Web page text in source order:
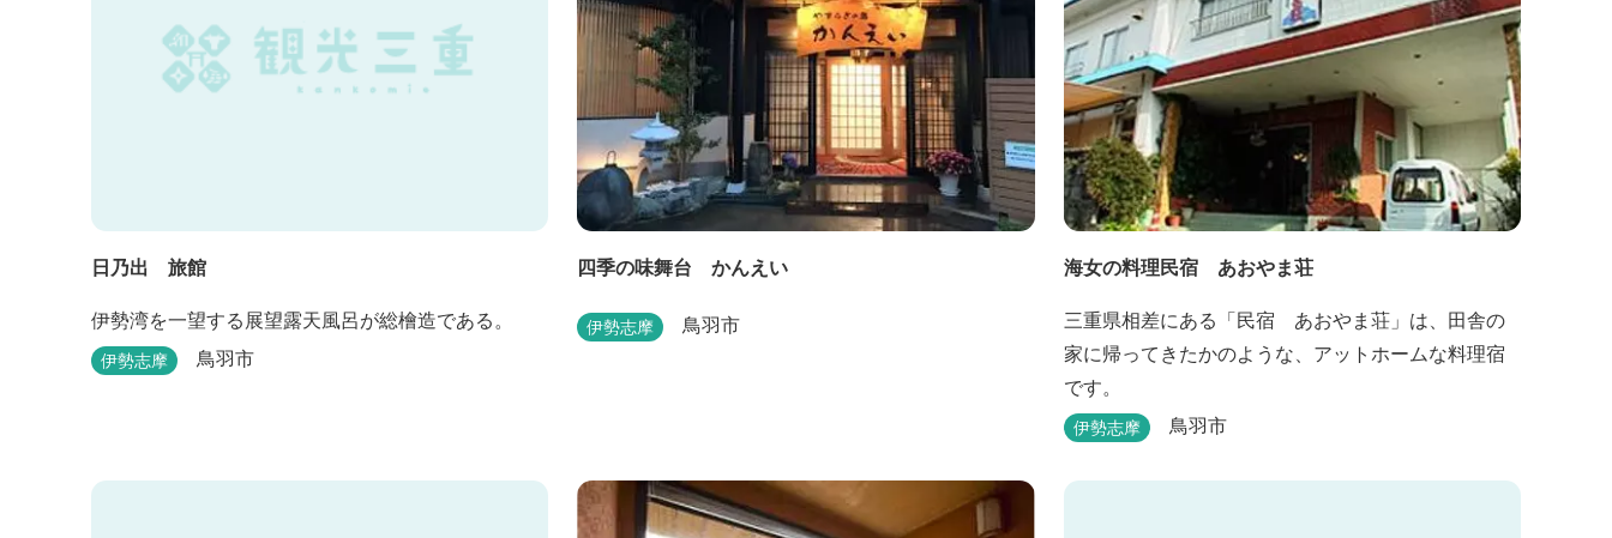
日乃出 旅館
伊勢湾を一望する展望露天風呂が総檜造である。
伊勢志摩 鳥羽市
四季の味舞台 かんえい
伊勢志摩 鳥羽市
海女の料理民宿 あおやま荘
三重県相差にある「民宿 あおやま荘」は、田舎の
家に帰ってきたかのような、アットホームな料理宿
です。
伊勢志摩 鳥羽市